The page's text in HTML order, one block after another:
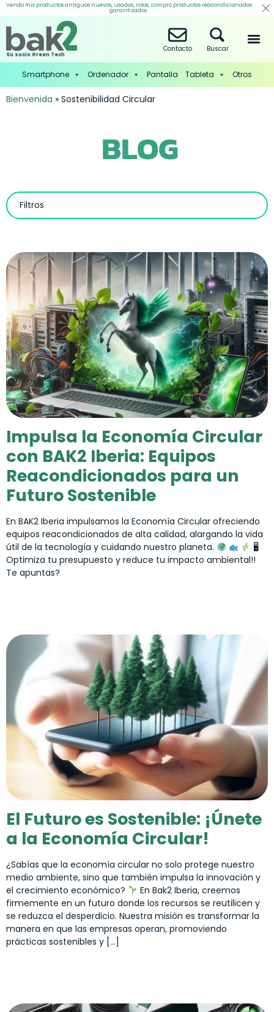
Vendo mis productos antiguos nuevos, usados, rotos, compro productos reacondicionados
garantizados.
Su socio Green Tech
Contacto Buscar
Smartphone Ordenador Pantalla Tableta Otros
Bienvenida » Sostenibilidad Circular
BLOG
Filtros
Impulsa la Economía Circular
con BAK2 Iberia: Equipos
Reacondicionados para un
Futuro Sostenible
En BAK2 Iberia impulsamos la Economía Circular ofreciendo
equipos reacondicionados de alta calidad, alargando la vida
útil de la tecnología y cuidando nuestro planeta.
🖥
Optimiza tu presupuesto y reduce tu impacto ambiental!!
Te apuntas?
El Futuro es Sostenible: ¡Únete
a la Economía Circular!
¿Sabías que la economía circular no solo protege nuestro
medio ambiente, sino que también impulsa la innovación y
el crecimiento económico?
En Bak2 Iberia, creemos
firmemente en un futuro donde los recursos se reutilicen y
se reduzca el desperdicio. Nuestra misión es transformar la
manera en que las empresas operan, promoviendo
prácticas sostenibles y […]